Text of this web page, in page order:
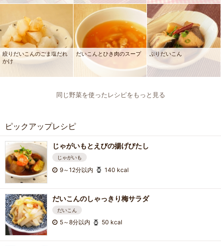
絞りだいこんのごま塩だれ
かけ
だいこんとひき肉のスープ ぶりだいこん
同じ野菜を使ったレシピをもっと見る
ピックアップレシピ
じゃがいもとえびの揚げびたし
じゃがいも
9～12分以内 140 kcal
だいこんのしゃっきり梅サラダ
だいこん
5～8分以内 50 kcal